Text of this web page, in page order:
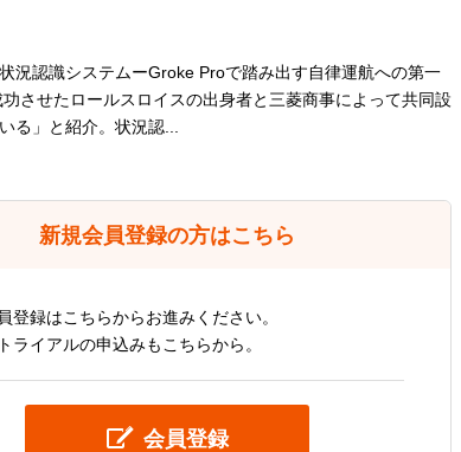
況認識システムーGroke Proで踏み出す自律運航への第一
せたロールスロイスの出身者と三菱商事によって共同設
る」と紹介。状況認...
新規会員登録の方はこちら
登録はこちらからお進みください。
ライアルの申込みもこちらから。
会員登録